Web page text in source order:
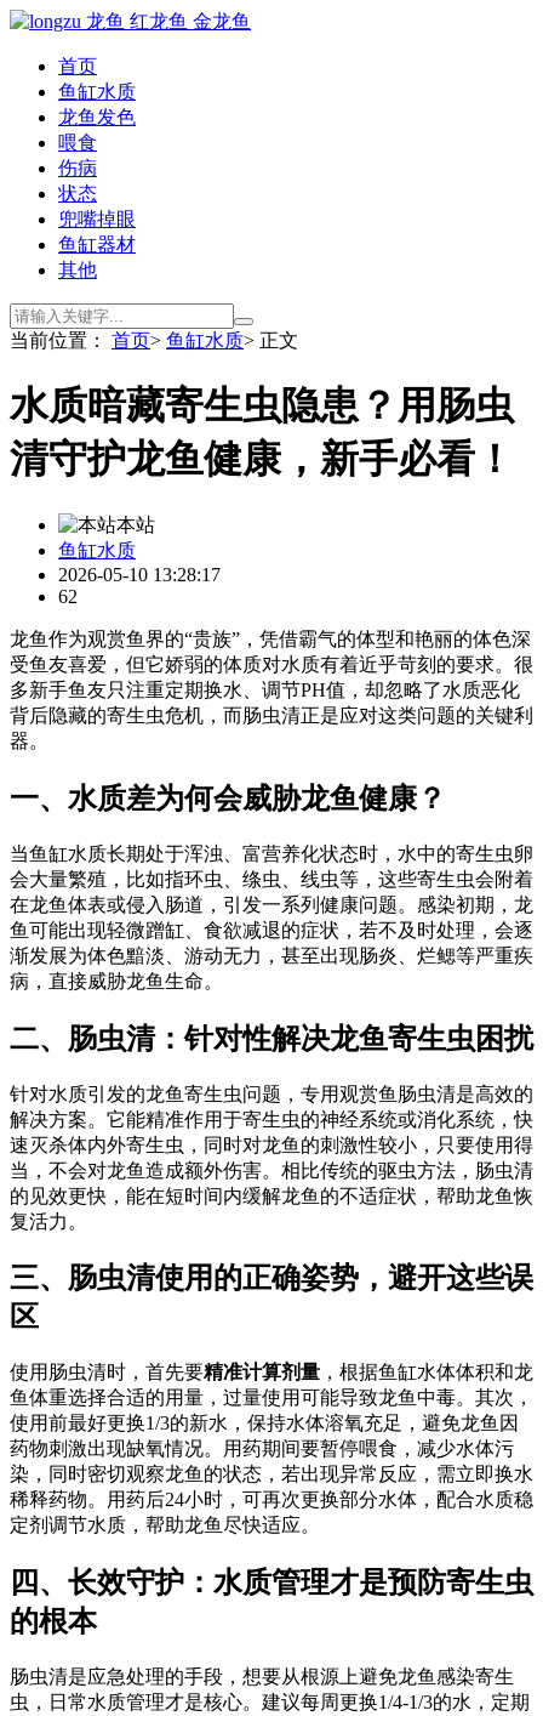
首页
鱼缸水质
龙鱼发色
喂食
伤病
状态
兜嘴掉眼
鱼缸器材
其他
当前位置： 首页> 鱼缸水质> 正文
水质暗藏寄生虫隐患？用肠虫
清守护龙鱼健康，新手必看！
本站
鱼缸水质
2026-05-10 13:28:17
62
龙鱼作为观赏鱼界的“贵族”，凭借霸气的体型和艳丽的体色深
受鱼友喜爱，但它娇弱的体质对水质有着近乎苛刻的要求。很
多新手鱼友只注重定期换水、调节PH值，却忽略了水质恶化
背后隐藏的寄生虫危机，而肠虫清正是应对这类问题的关键利
器。
一、水质差为何会威胁龙鱼健康？
当鱼缸水质长期处于浑浊、富营养化状态时，水中的寄生虫卵
会大量繁殖，比如指环虫、绦虫、线虫等，这些寄生虫会附着
在龙鱼体表或侵入肠道，引发一系列健康问题。感染初期，龙
鱼可能出现轻微蹭缸、食欲减退的症状，若不及时处理，会逐
渐发展为体色黯淡、游动无力，甚至出现肠炎、烂鳃等严重疾
病，直接威胁龙鱼生命。
二、肠虫清：针对性解决龙鱼寄生虫困扰
针对水质引发的龙鱼寄生虫问题，专用观赏鱼肠虫清是高效的
解决方案。它能精准作用于寄生虫的神经系统或消化系统，快
速灭杀体内外寄生虫，同时对龙鱼的刺激性较小，只要使用得
当，不会对龙鱼造成额外伤害。相比传统的驱虫方法，肠虫清
的见效更快，能在短时间内缓解龙鱼的不适症状，帮助龙鱼恢
复活力。
三、肠虫清使用的正确姿势，避开这些误
区
使用肠虫清时，首先要精准计算剂量 ，根据鱼缸水体体积和龙
鱼体重选择合适的用量，过量使用可能导致龙鱼中毒。其次，
使用前最好更换1/3的新水，保持水体溶氧充足，避免龙鱼因
药物刺激出现缺氧情况。用药期间要暂停喂食，减少水体污
染，同时密切观察龙鱼的状态，若出现异常反应，需立即换水
稀释药物。用药后24小时，可再次更换部分水体，配合水质稳
定剂调节水质，帮助龙鱼尽快适应。
四、长效守护：水质管理才是预防寄生虫
的根本
肠虫清是应急处理的手段，想要从根源上避免龙鱼感染寄生
虫，日常水质管理才是核心。建议每周更换1/4-1/3的水，定期